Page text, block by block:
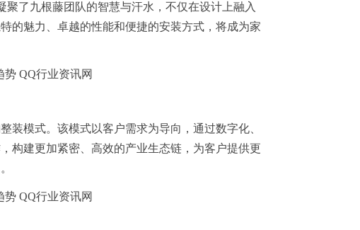
聚了九根藤团队的智慧与汗水，不仅在设计上融入
的魅力、卓越的性能和便捷的安装方式，将成为家
装模式。该模式以客户需求为导向，通过数字化、
构建更加紧密、高效的产业生态链，为客户提供更